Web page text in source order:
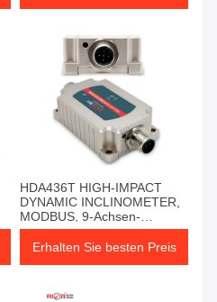
HDA436T HIGH-IMPACT
DYNAMIC INCLINOMETER,
MODBUS, 9-Achsen-
Ausgang
Erhalten Sie besten Preis